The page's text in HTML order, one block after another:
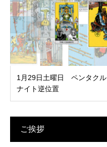
1月29日土曜日 ペンタクル
ナイト逆位置
ご挨拶